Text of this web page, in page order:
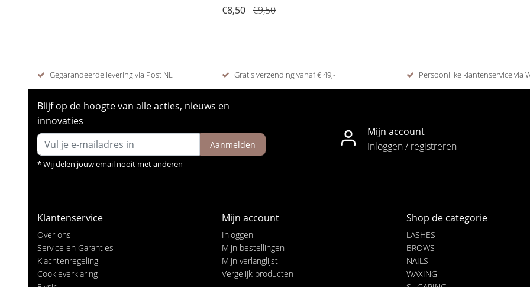
€8,50 €9,50
Gegarandeerde levering via Post NL Gratis verzending vanaf € 49,- Persoonlijke klantenservice via
Blijf op de hoogte van alle acties, nieuws en
innovaties
Aanmelden
* Wij delen jouw email nooit met anderen
Mijn account
Inloggen / registreren
Klantenservice
Over ons
Service en Garanties
Klachtenregeling
Cookieverklaring
Mijn account
Inloggen
Mijn bestellingen
Mijn verlanglijst
Vergelijk producten
Shop de categorie
LASHES
BROWS
NAILS
WAXING